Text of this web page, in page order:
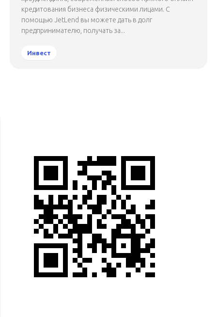
кредитования бизнеса физическими лицами. С
помощью JetLend вы можете дать в долг
предпринимателю, получать за...
Инвест